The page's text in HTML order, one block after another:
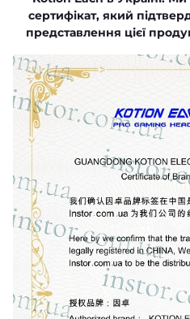
сертифікат, який
представлення цієї